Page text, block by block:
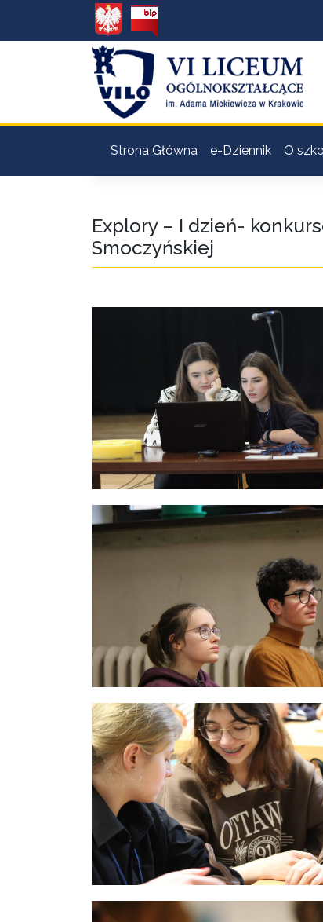
Strona Główna e-Dziennik O
Explory – I dzień-
Smoczyńskiej